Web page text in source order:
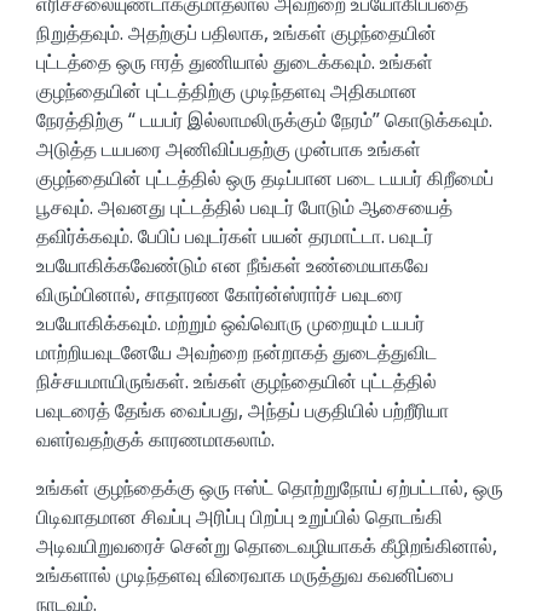
நிறுத்தவும். அதற்குப் பதிலாக, உங்கள் குழந்தையின்
புட்டத்தை ஒரு ஈரத் துணியால் துடைக்கவும். உங்கள்
குழந்தையின் புட்டத்திற்கு முடிந்தளவு அதிகமான
நேரத்திற்கு “ டயபர் இல்லாமலிருக்கும் நேரம்” கொடுக்கவும்.
அடுத்த டயபரை அணிவிப்பதற்கு முன்பாக உங்கள்
குழந்தையின் புட்டத்தில் ஒரு தடிப்பான படை டயபர் கிறீமைப்
பூசவும். அவனது புட்டத்தில் பவுடர் போடும் ஆசையைத்
தவிர்க்கவும். பேபிப் பவுடர்கள் பயன் தரமாட்டா. பவுடர்
உபயோகிக்கவேண்டும் என நீங்கள் உண்மையாகவே
விரும்பினால், சாதாரண கோர்ன்ஸ்ரார்ச் பவுடரை
உபயோகிக்கவும். மற்றும் ஒவ்வொரு முறையும் டயபர்
மாற்றியவுடனேயே அவற்றை நன்றாகத் துடைத்துவிட
நிச்சயமாயிருங்கள். உங்கள் குழந்தையின் புட்டத்தில்
பவுடரைத் தேங்க வைப்பது, அந்தப் பகுதியில் பற்றீரியா
வளர்வதற்குக் காரணமாகலாம்.
உங்கள் குழந்தைக்கு ஒரு ஈஸ்ட் தொற்றுநோய் ஏற்பட்டால், ஒரு
பிடிவாதமான சிவப்பு அரிப்பு பிறப்பு உறுப்பில் தொடங்கி
அடிவயிறுவரைச் சென்று தொடைவழியாகக் கீழிறங்கினால்,
உங்களால் முடிந்தளவு விரைவாக மருத்துவ கவனிப்பை
நாடவும்.